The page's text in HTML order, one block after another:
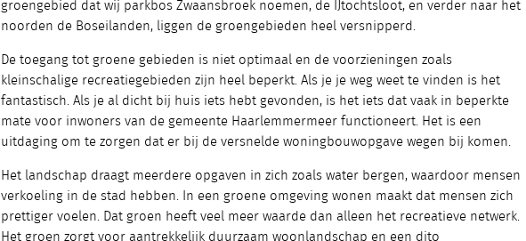
groengebied dat wij parkbos Zwaansbroek noemen, de IJtochtsloot, en verder naar het
noorden de Boseilanden, liggen de groengebieden heel versnipperd.
De toegang tot groene gebieden is niet optimaal en de voorzieningen zoals
kleinschalige recreatiegebieden zijn heel beperkt. Als je je weg weet te vinden is het
fantastisch. Als je al dicht bij huis iets hebt gevonden, is het iets dat vaak in beperkte
mate voor inwoners van de gemeente Haarlemmermeer functioneert. Het is een
uitdaging om te zorgen dat er bij de versnelde woningbouwopgave wegen bij komen.
Het landschap draagt meerdere opgaven in zich zoals water bergen, waardoor mensen
verkoeling in de stad hebben. In een groene omgeving wonen maakt dat mensen zich
prettiger voelen. Dat groen heeft veel meer waarde dan alleen het recreatieve netwerk.
Het groen zorgt voor aantrekkelijk duurzaam woonlandschap en een dito